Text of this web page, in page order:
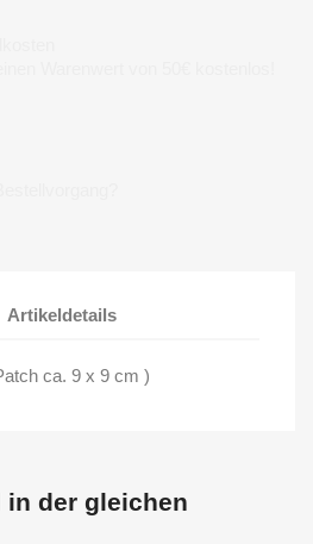
Artikeldetails
ca. 9 x 9 cm )
in der gleichen